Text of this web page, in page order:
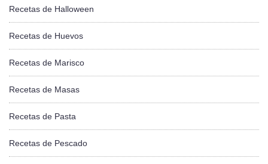
Recetas de Halloween
Recetas de Huevos
Recetas de Marisco
Recetas de Masas
Recetas de Pasta
Recetas de Pescado